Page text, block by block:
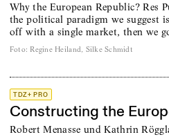
Why the European Republic? Res
the political paradigm we suggest
off with a single market, then we
Foto: Regine Heiland, Silke Schmidt
TDZ+ PRO
Constructing the
Robert Menasse und Kathrin